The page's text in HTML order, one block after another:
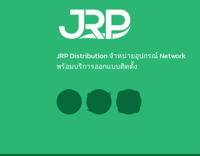
JRP Distribution จำหน่ายอุปกรณ์ Network
พร้อมบริการออกแบบติดตั้ง